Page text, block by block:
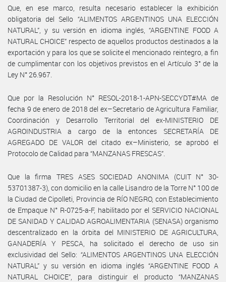
Que, en ese marco, resulta necesario establecer la exhibición
obligatoria del Sello “ALIMENTOS ARGENTINOS UNA ELECCIÓN
NATURAL”, y su versión en idioma inglés, “ARGENTINE FOOD A
NATURAL CHOICE” respecto de aquellos productos destinados a la
exportación y para los que se solicite el mencionado reintegro, a fin
de cumplimentar con los objetivos previstos en el Artículo 3° de la
Ley N° 26.967.
Que por la Resolución N° RESOL-2018-1-APN-SECCYDT#MA de
fecha 9 de enero de 2018 del ex–Secretario de Agricultura Familiar,
Coordinación y Desarrollo Territorial del ex-MINISTERIO DE
AGROINDUSTRIA a cargo de la entonces SECRETARÍA DE
AGREGADO DE VALOR del citado ex–Ministerio, se aprobó el
Protocolo de Calidad para “MANZANAS FRESCAS”.
Que la firma TRES ASES SOCIEDAD ANONIMA (CUIT N° 30-
53701387-3), con domicilio en la calle Lisandro de la Torre N° 100 de
la Ciudad de Cipolleti, Provincia de RÍO NEGRO, con Establecimiento
de Empaque N° R-0725-a-F, habilitado por el SERVICIO NACIONAL
DE SANIDAD Y CALIDAD AGROALIMENTARIA (SENASA) organismo
descentralizado en la órbita del MINISTERIO DE AGRICULTURA,
GANADERÍA Y PESCA, ha solicitado el derecho de uso sin
exclusividad del Sello: “ALIMENTOS ARGENTINOS UNA ELECCIÓN
NATURAL” y su versión en idioma inglés “ARGENTINE FOOD A
NATURAL CHOICE”, para distinguir el producto “MANZANAS